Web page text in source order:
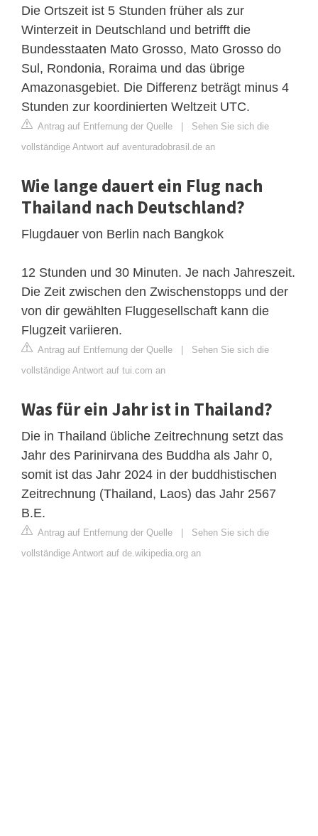
Die Ortszeit ist 5 Stunden früher als zur
Winterzeit in Deutschland und betrifft die
Bundesstaaten Mato Grosso, Mato Grosso do
Sul, Rondonia, Roraima und das übrige
Amazonasgebiet. Die Differenz beträgt minus 4
Stunden zur koordinierten Weltzeit UTC.
Antrag auf Entfernung der Quelle | Sehen Sie sich die
vollständige Antwort auf aventuradobrasil.de an
Wie lange dauert ein Flug nach
Thailand nach Deutschland?
Flugdauer von Berlin nach Bangkok
12 Stunden und 30 Minuten. Je nach Jahreszeit.
Die Zeit zwischen den Zwischenstopps und der
von dir gewählten Fluggesellschaft kann die
Flugzeit variieren.
Antrag auf Entfernung der Quelle | Sehen Sie sich die
vollständige Antwort auf tui.com an
Was für ein Jahr ist in Thailand?
Die in Thailand übliche Zeitrechnung setzt das
Jahr des Parinirvana des Buddha als Jahr 0,
somit ist das Jahr 2024 in der buddhistischen
Zeitrechnung (Thailand, Laos) das Jahr 2567
B.E.
Antrag auf Entfernung der Quelle | Sehen Sie sich die
vollständige Antwort auf de.wikipedia.org an